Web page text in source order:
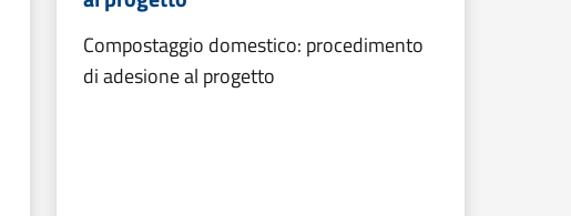
Compostaggio domestico: procedimento
di adesione al progetto